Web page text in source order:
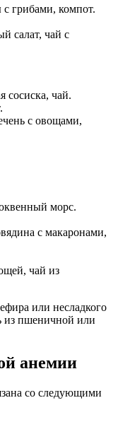
грибами, компот.
салат, чай с
сосиска, чай.
с овощами,
морс.
с макаронами,
чай из
или несладкого
из пшеничной или
анемии
со следующими